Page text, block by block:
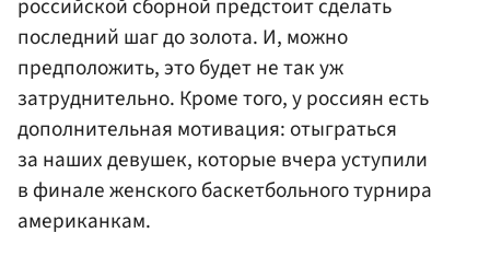
российской сборной предстоит сделать
последний шаг до золота. И, можно
предположить, это будет не так уж
затруднительно. Кроме того, у россиян есть
дополнительная мотивация: отыграться
за наших девушек, которые вчера уступили
в финале женского баскетбольного турнира
американкам.